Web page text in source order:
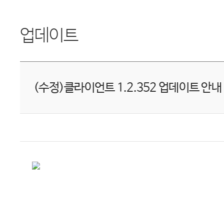
업데이트
(수정)클라이언트 1.2.352 업데이트 안내